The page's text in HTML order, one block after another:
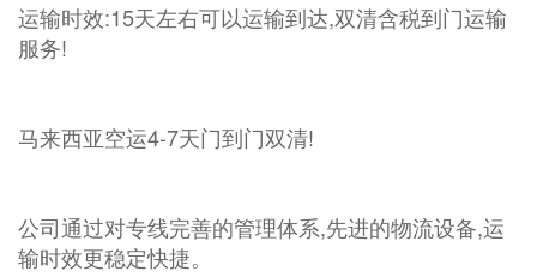
运输时效:15天左右可以运输到达,双清含税到门运输
服务!
马来西亚空运4-7天门到门双清!
公司通过对专线完善的管理体系,先进的物流设备,运
输时效更稳定快捷。